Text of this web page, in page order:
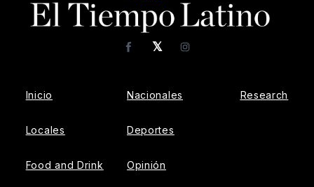
𝕏
FacebookInstagram
Inicio
Locales
Food and Drink
Nacionales
Deportes
Opinión
Research